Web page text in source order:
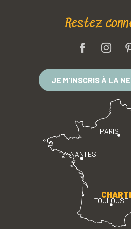
Restez
JE M'INSCRIS À LA
PARIS
TOULOUSE
NANTES